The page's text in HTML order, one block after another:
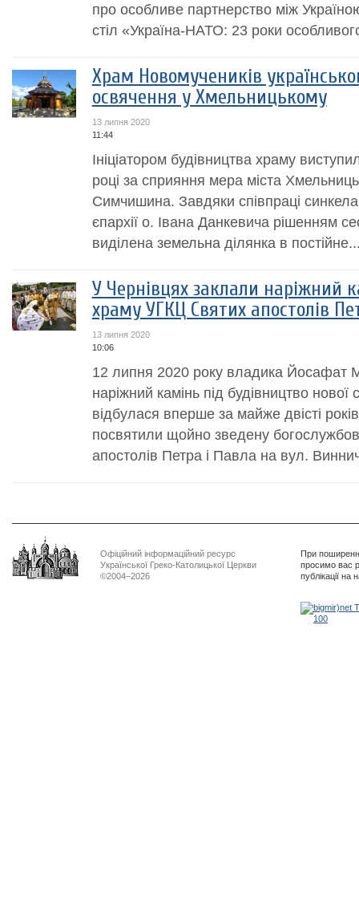
про особливе партнерство між
стіл «Україна-НАТО: 23 роки
Храм Новомучеників
освячення у Хмельницькому
13 липня 2020
11:44
Ініціатором будівництва храму
році за сприяння мера міста
Симчишина. Завдяки співпраці
єпархії о. Івана Данкевича рішенням
виділена земельна ділянка в
У Чернівцях заклали наріжний
храму УГКЦ Святих апостолів
13 липня 2020
10:06
12 липня 2020 року владика Йосафат
наріжний камінь під будівництво
відбулася вперше за майже двісті
посвятили щойно зведену
апостолів Петра і Павла на вул.
Офіційний інформаційний ресурс
Української Греко-Католицької Церкви
©2004–2026
При
просимо вас
публікації на